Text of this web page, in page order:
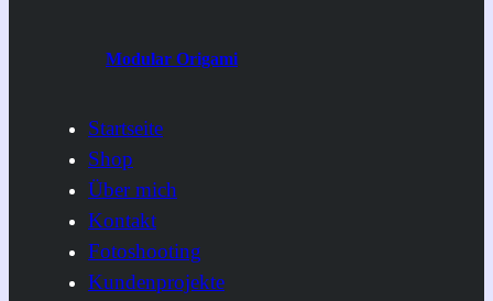
Modular Origami
Startseite
Shop
Über mich
Kontakt
Fotoshooting
Kundenprojekte